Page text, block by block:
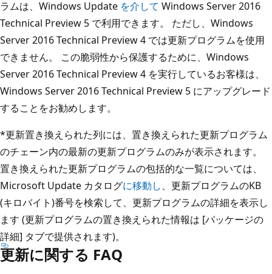
ラムは、Windows Update を介して Windows Server 2016
Technical Preview 5 で利用できます。 ただし、Windows
Server 2016 Technical Preview 4 では更新プログラムを使用
できません。 この脆弱性から保護するために、Windows
Server 2016 Technical Preview 4 を実行しているお客様は、
Windows Server 2016 Technical Preview 5 にアップグレード
することをお勧めします。
*更新置き換えられた列には、置き換えられた更新プログラム
のチェーン内の最新の更新プログラムのみが表示されます。
置き換えられた更新プログラムの包括的な一覧については、
Microsoft Update カタログに移動し、更新プログラムのKB
(キロバイト)番号を検索して、更新プログラムの詳細を表示し
ます (更新プログラムの置き換えられた情報は [パッケージの
詳細] タブで提供されます)。
更新に関する FAQ